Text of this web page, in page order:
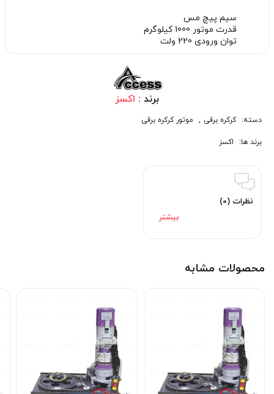
سیم پیچ مس
قدرت موتور 1000 کیلوگرم
توان ورودی 220 ولت
برند : اکسز
دسته: کرکره برقی , موتور کرکره برقی
برند ها: اکسز
نظرات (0)
محصولات مشابه